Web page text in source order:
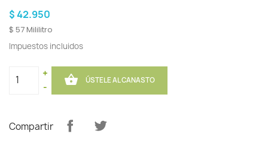
$ 42.950
$ 57 Mililitro
Impuestos incluidos
+
-
 ÚSTELE AL CANASTO
Compartir